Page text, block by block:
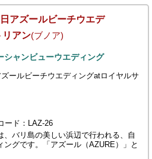
アズールビーチウエデ
リアン(ブノア)
シャンビューウエディング
ード：LAZ-26
、バリ島の美しい浜辺で行われる、自
グです。「アズール（AZURE）」と